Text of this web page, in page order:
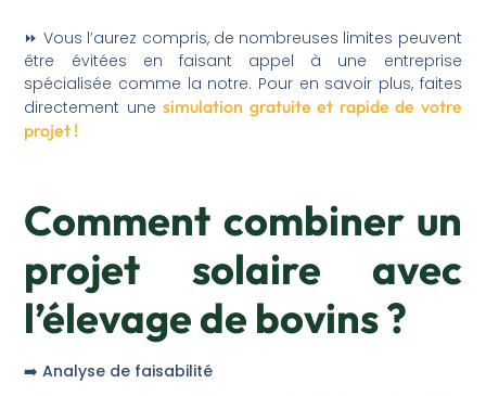
⏩️ Vous l’aurez compris, de nombreuses limites peuvent
être évitées en faisant appel à une entreprise
spécialisée comme la notre. Pour en savoir plus, faites
directement unesimulation gratuite et rapide de votre
projet !
Comment combiner un
projet solaire avec
l’élevage de bovins ?
➡️ Analyse de faisabilité